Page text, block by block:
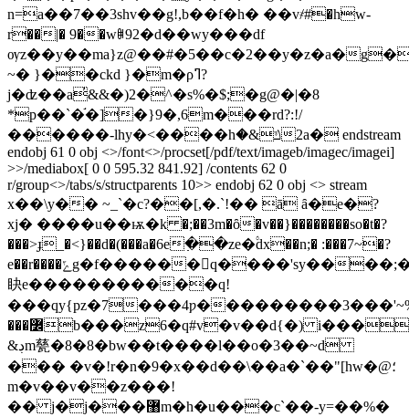
n=a��7��3shv��g!,b��f�h� ��v҂#�hw-
r��|� 9��wꆊ92�d��wy���df
ѹz��y��ma}z@��#�5��c�2��y�z�a�
~� }��ckd }�m�ρߣ?
j�ʣ��a̓&&�)2�^�s%�$;�g@�|�8
*p��`�֬�]�}9�,6m���rd?:!/
������-lhy�<����hݿ&�2a� endstream
endobj 61 0 obj <>/font<>/procset[/pdf/text/imageb/imagec/imagei]
>>/mediabox[ 0 0 595.32 841.92] /contents 62 0
r/group<>/tabs/s/structparents 10>> endobj 62 0 obj <> stream
x��\y�� ~_`�c?��[,�.`!�� ā ȃ�e�?
xj� ����u��ѭ�k �;��3m�ȏ�v��}��������so�t�?
���>ɟ_�<}��d�(���a�6e߲��ze�۟dx��n;� :���7~�?
e��r����ݻg�f������q����'sy����;�;�\�c�z����޽��������7n���}w��8׌�z��q�����%��3�\��rg�w��x1��
䀗e�����������q!
���qy{pz�7���4ƿ�
���߼b���z6�q#v�v��d{�) i���20ξ"��������"�ig'�s�۲��hgn-
&ڊm甆�8�8�bw��t����l��o�3��~d
��� �v�!r�n�9�x��d��\��a�`��"[hw�@؛
m�v��v��z���!
�� j�j���޸m�h�u���c`��-y=��%�